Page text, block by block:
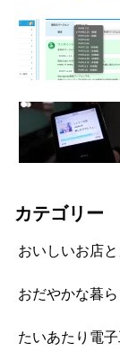
カテゴリー
おいしいお店と
おだやかな暮ら
たいあたり電